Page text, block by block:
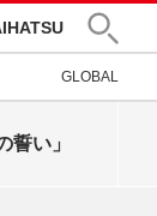
GLOBAL
誓い」